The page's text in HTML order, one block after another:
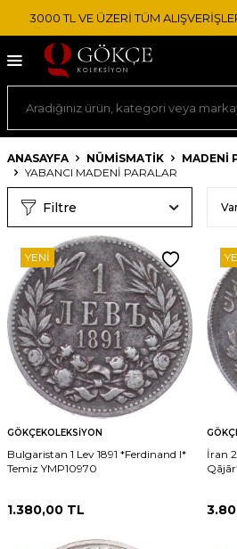
3000 TL VE ÜZERİ TÜM
ANASAYFA NÜMİSMATİK
MADENI
YABANCI MADENI PARALAR
Filtre
YENI
GÖKÇEKOLEKSIYON
Bulgaristan 1 Lev 1891 *Ferdinand I*
Temiz YMP10970
1.380,00 TL
İran